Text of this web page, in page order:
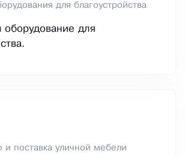
для благоустройства
оборудование для
и поставка уличной мебели